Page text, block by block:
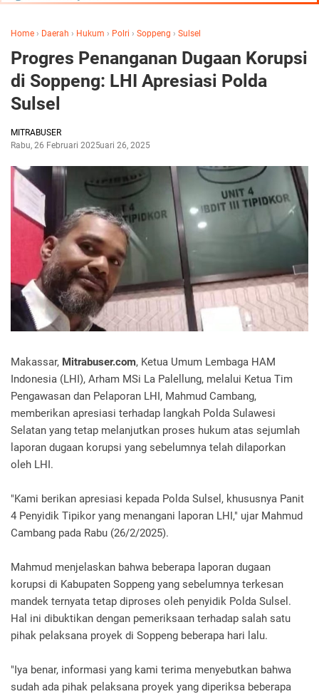
Home › Daerah › Hukum › Polri › Soppeng › Sulsel
Progres Penanganan Dugaan Korupsi
di Soppeng: LHI Apresiasi Polda
Sulsel
MITRABUSER
Rabu, 26 Februari 2025Februari 26, 2025
Makassar, Mitrabuser.com, Ketua Umum Lembaga HAM
Indonesia (LHI), Arham MSi La Palellung, melalui Ketua Tim
Pengawasan dan Pelaporan LHI, Mahmud Cambang,
memberikan apresiasi terhadap langkah Polda Sulawesi
Selatan yang tetap melanjutkan proses hukum atas sejumlah
laporan dugaan korupsi yang sebelumnya telah dilaporkan
oleh LHI.
"Kami berikan apresiasi kepada Polda Sulsel, khususnya Panit
4 Penyidik Tipikor yang menangani laporan LHI," ujar Mahmud
Cambang pada Rabu (26/2/2025).
Mahmud menjelaskan bahwa beberapa laporan dugaan
korupsi di Kabupaten Soppeng yang sebelumnya terkesan
mandek ternyata tetap diproses oleh penyidik Polda Sulsel.
Hal ini dibuktikan dengan pemeriksaan terhadap salah satu
pihak pelaksana proyek di Soppeng beberapa hari lalu.
"Iya benar, informasi yang kami terima menyebutkan bahwa
sudah ada pihak pelaksana proyek yang diperiksa beberapa